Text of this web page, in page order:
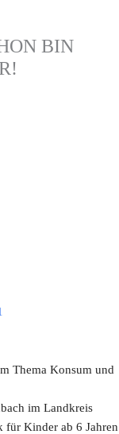
BIN
Thema Konsum und
im Landkreis
für Kinder ab 6 Jahren